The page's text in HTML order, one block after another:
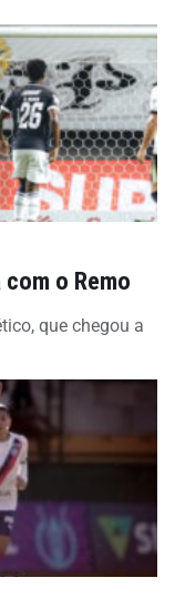
o Remo
que chegou a